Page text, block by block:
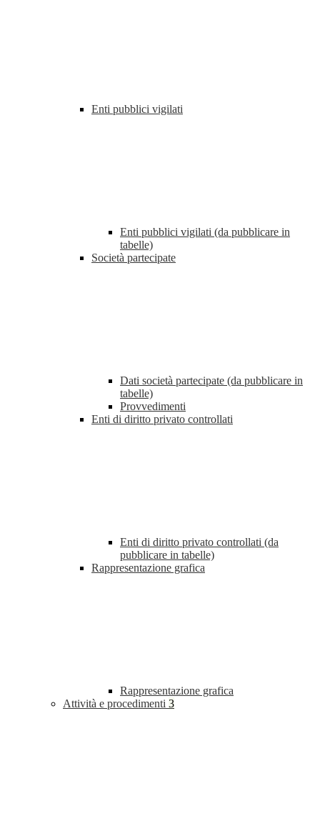
Enti pubblici vigilati
Enti pubblici vigilati (da pubblicare in
tabelle)
Società partecipate
Dati società partecipate (da pubblicare in
tabelle)
Provvedimenti
Enti di diritto privato controllati
Enti di diritto privato controllati (da
pubblicare in tabelle)
Rappresentazione grafica
Rappresentazione grafica
Attività e procedimenti 3